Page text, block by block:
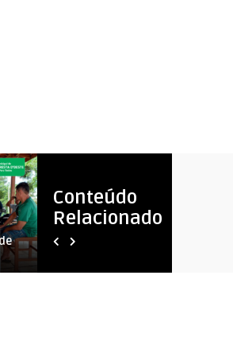
Conteúdo
Relacionado
RAFAEL STRAUB
AUDIÊNCIA PÚBLICA DE AVALIAÇÃO DO